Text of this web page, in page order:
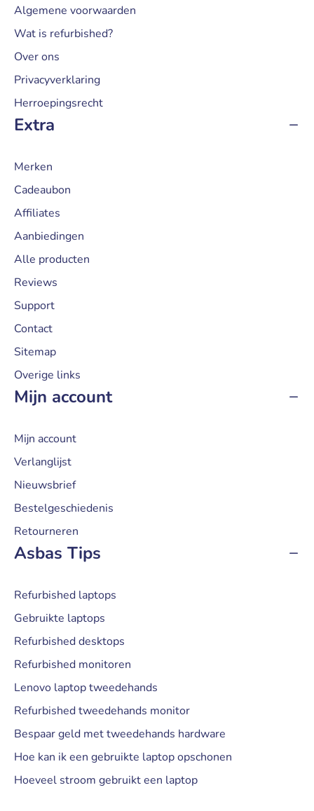
Algemene voorwaarden
Wat is refurbished?
Over ons
Privacyverklaring
Herroepingsrecht
Extra
Merken
Cadeaubon
Affiliates
Aanbiedingen
Alle producten
Reviews
Support
Contact
Sitemap
Overige links
Mijn account
Mijn account
Verlanglijst
Nieuwsbrief
Bestelgeschiedenis
Retourneren
Asbas Tips
Refurbished laptops
Gebruikte laptops
Refurbished desktops
Refurbished monitoren
Lenovo laptop tweedehands
Refurbished tweedehands monitor
Bespaar geld met tweedehands hardware
Hoe kan ik een gebruikte laptop opschonen
Hoeveel stroom gebruikt een laptop